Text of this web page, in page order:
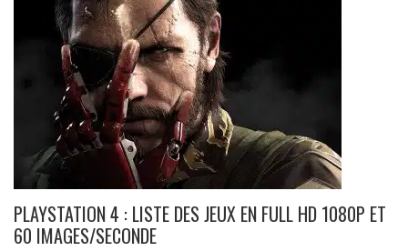
PLAYSTATION 4 : LISTE DES JEUX EN FULL HD 1080P ET
60 IMAGES/SECONDE